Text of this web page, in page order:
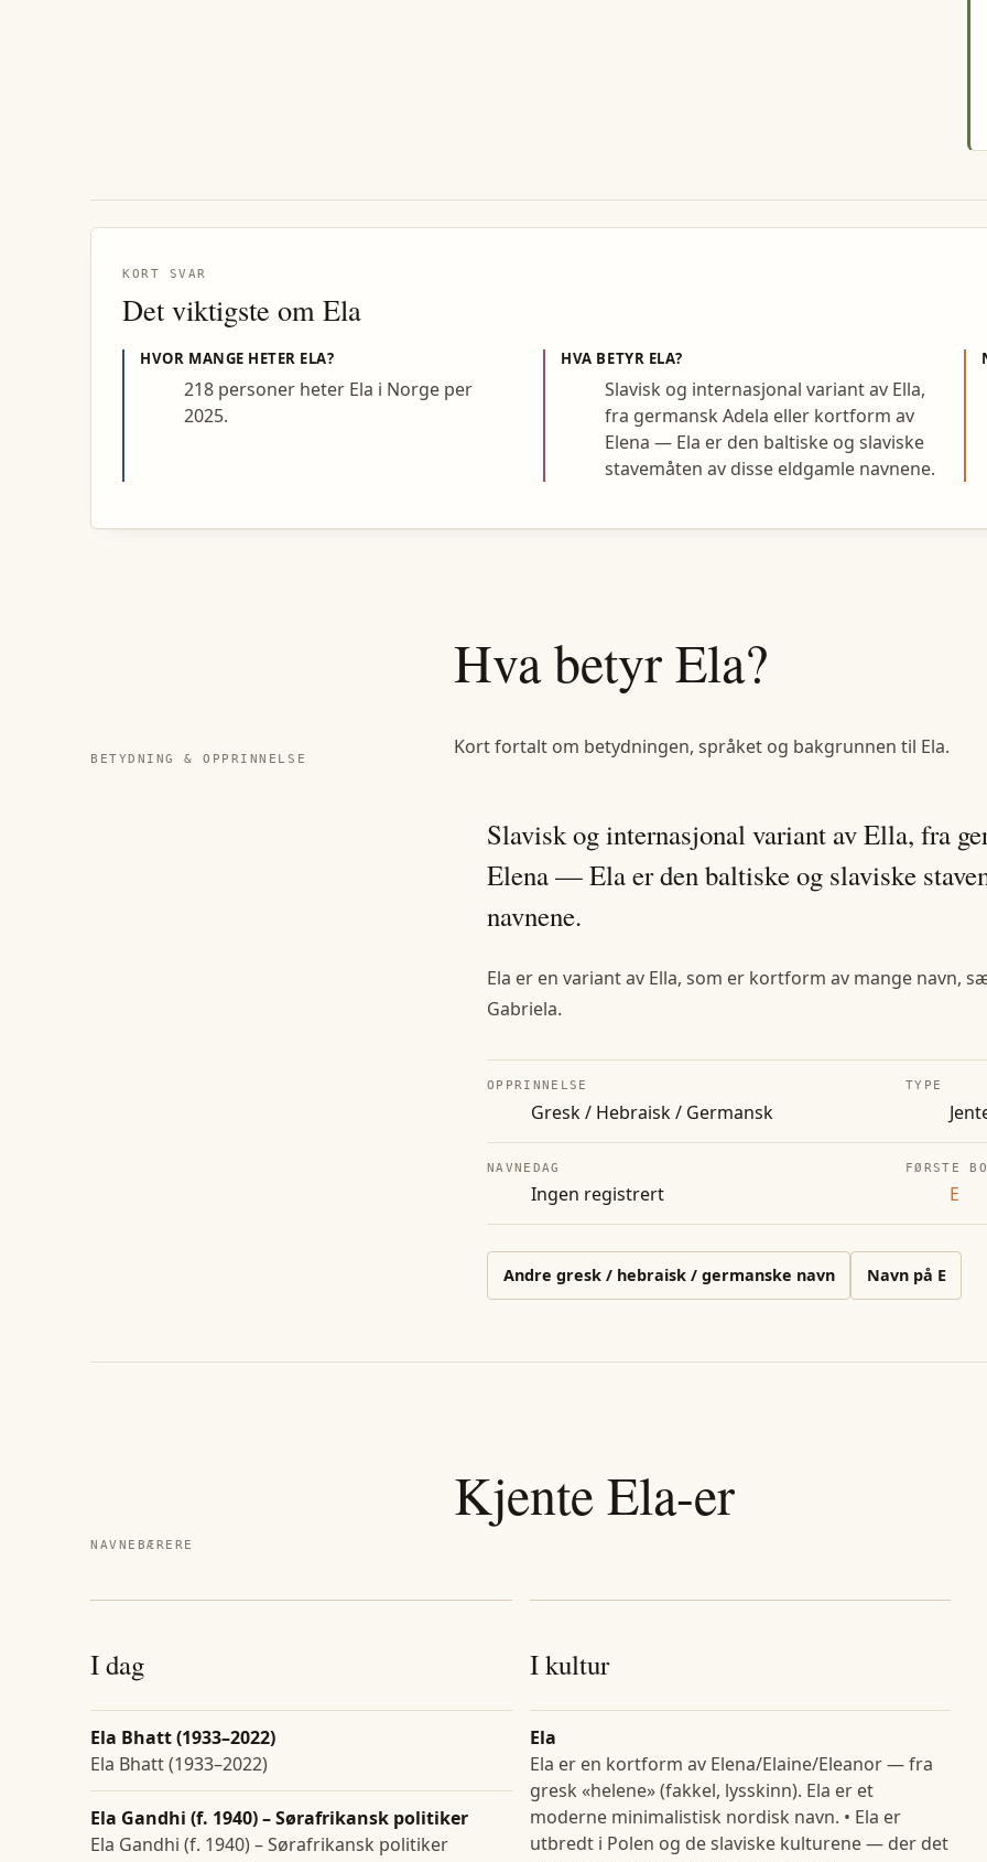
KORT SVAR
Det viktigste om Ela
HVOR MANGE HETER ELA?
218 personer heter Ela i Norge per
2025.
HVA BETYR ELA?
Slavisk og internasjonal variant av Ella,
fra germansk Adela eller kortform av
Elena — Ela er den baltiske og slaviske
stavemåten av disse eldgamle navnene.
BETYDNING & OPPRINNELSE
Hva betyrEla?
Kort fortalt om betydningen, språket og bakgrunnen til Ela.
Slavisk og internasjonal variant av Ella, fra
Elena — Ela er den baltiske og slaviske
navnene.
Ela er en variant av Ella, som er kortform av mange navn,
Gabriela.
OPPRINNELSE
Gresk / Hebraisk / Germansk
TYPE
NAVNEDAG
Ingen registrert
FØRSTE
E
Andre gresk / hebraisk / germanske navn Navn på E
NAVNEBÆRERE
KjenteEla-er
I dag
Ela Bhatt (1933–2022)
Ela Bhatt (1933–2022)
Ela Gandhi (f. 1940) – Sørafrikansk politiker
Ela Gandhi (f. 1940) – Sørafrikansk politiker
I kultur
Ela
Ela er en kortform av Elena/Elaine/Eleanor — fra
gresk «helene» (fakkel, lysskinn). Ela er et
moderne minimalistisk nordisk navn. • Ela er
utbredt i Polen og de slaviske kulturene — der det